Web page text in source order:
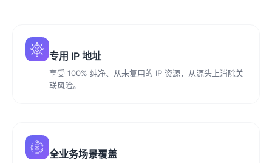
专用 IP 地址
享受 100% 纯净、从未复用的 IP 资源，从源头上消除关
联风险。
全业务场景覆盖